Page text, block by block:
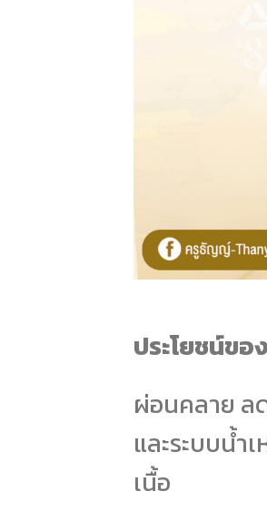
ประโยชน์ขอ
ผ่อนคลาย ล
และระบบน้ำ
เนื้อ